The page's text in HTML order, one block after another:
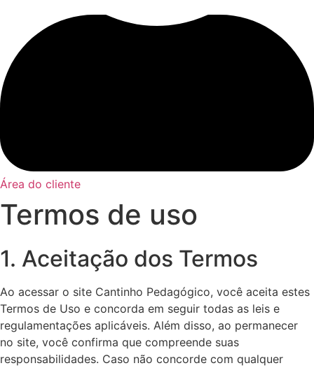
Área do cliente
Termos de uso
1. Aceitação dos Termos
Ao acessar o site Cantinho Pedagógico, você aceita estes
Termos de Uso e concorda em seguir todas as leis e
regulamentações aplicáveis. Além disso, ao permanecer
no site, você confirma que compreende suas
responsabilidades. Caso não concorde com qualquer